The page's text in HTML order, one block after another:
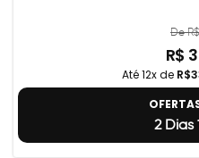
De
R$
Até 12x de
2 Dias